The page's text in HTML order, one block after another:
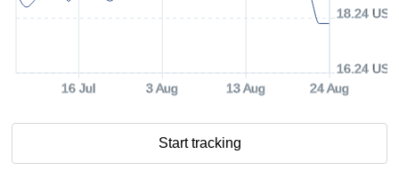
16 Jul 3 Aug 13 Aug 24 Aug
16.24 USD
18.24 USD
Start tracking